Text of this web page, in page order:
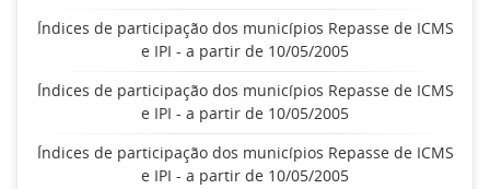
Índices de participação dos municípios Repasse de ICMS
e IPI - a partir de 10/05/2005
Índices de participação dos municípios Repasse de ICMS
e IPI - a partir de 10/05/2005
Índices de participação dos municípios Repasse de ICMS
e IPI - a partir de 10/05/2005